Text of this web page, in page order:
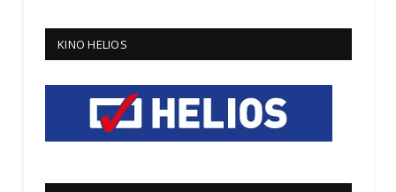
KINO HELIOS